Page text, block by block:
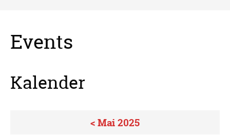
Events
Kalender
< Mai 2025